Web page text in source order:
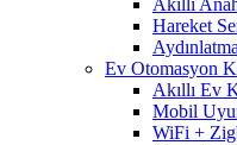
Akıllı
Hareket
Ev Otomasyon
Akıllı Ev
Mobil
WiFi +